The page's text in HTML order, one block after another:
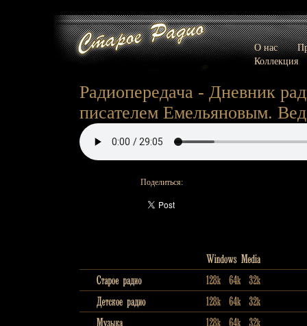
О нас
Коллекция
Радиопередача - Дневник
писателем Емельяновым.
Поделиться: